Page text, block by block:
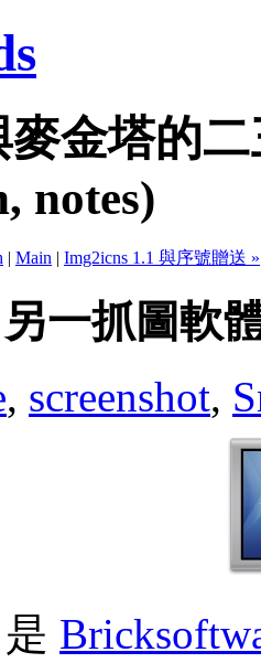
金塔的
notes)
| Main | Img2icns 1.1 與序號贈送 »
一抓圖軟
, screenshot,
是